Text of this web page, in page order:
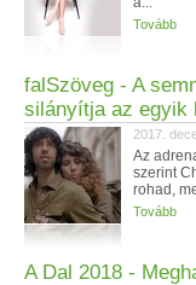
Tovább
falSzöveg - A
silányítja az egyik
2017.
Az
szerint
rohad,
Tovább
A Dal 2018 -